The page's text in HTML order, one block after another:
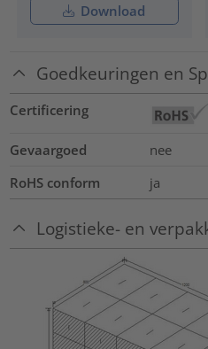
Download
Goedkeuringen en
Certificering
Gevaargoed
nee
RoHS conform
ja
Logistieke- en